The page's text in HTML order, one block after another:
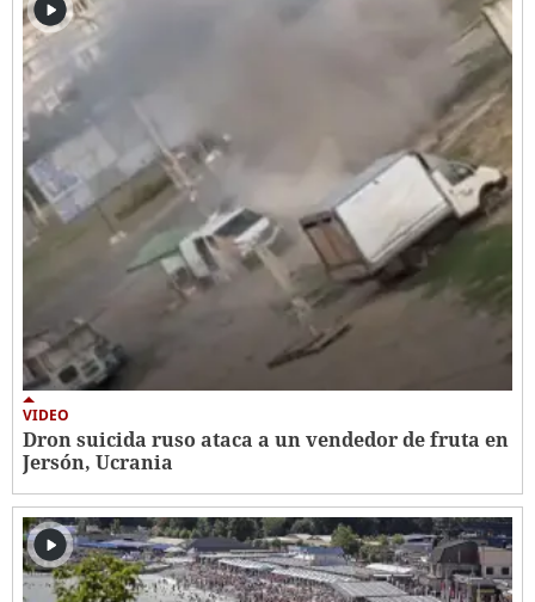
VIDEO
Dron suicida ruso ataca a un vendedor de fruta en
Jersón, Ucrania